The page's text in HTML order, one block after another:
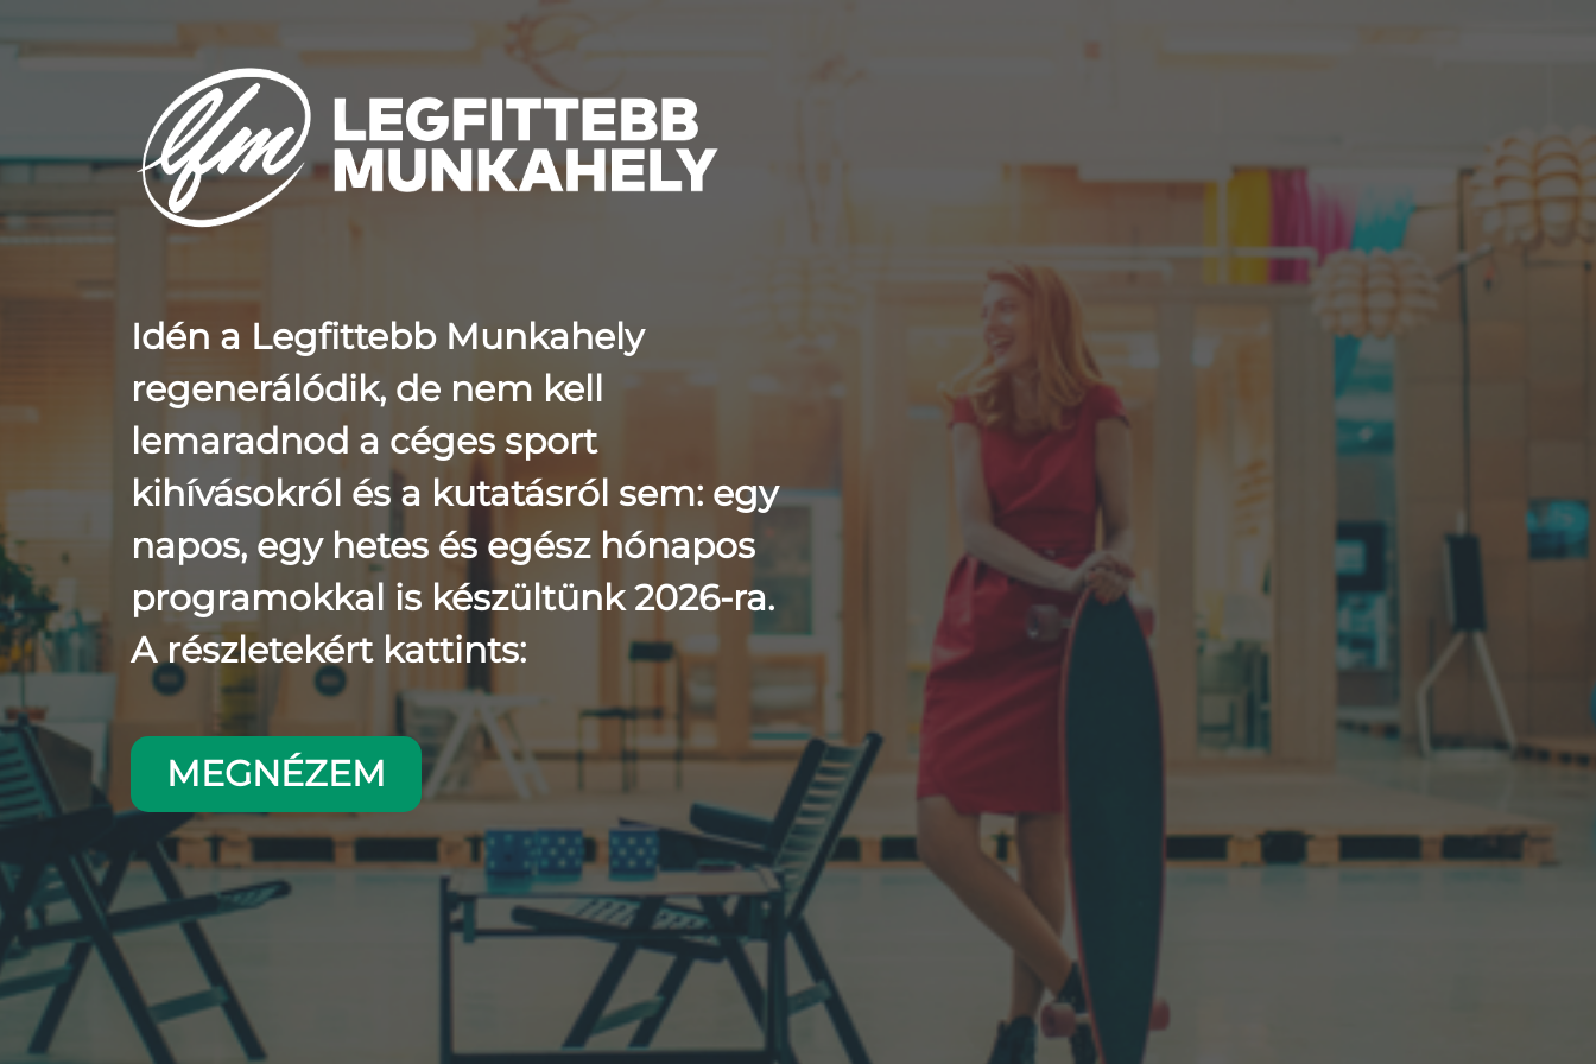
Idén a Legfittebb Munkahely
regenerálódik, de nem kell
lemaradnod a céges sport
kihívásokról és a kutatásról sem: egy
napos, egy hetes és egész hónapos
programokkal is készültünk 2026-ra.
A részletekért kattints:
MEGNÉZEM